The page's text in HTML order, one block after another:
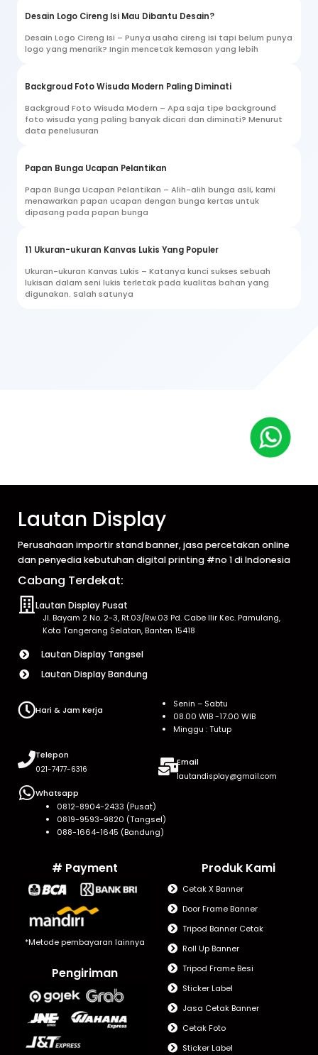
Desain Logo Cireng Isi Mau Dibantu Desain?
Desain Logo Cireng Isi – Punya usaha cireng isi tapi belum punya
logo yang menarik? Ingin mencetak kemasan yang lebih
Backgroud Foto Wisuda Modern Paling Diminati
Backgroud Foto Wisuda Modern – Apa saja tipe background
foto wisuda yang paling banyak dicari dan diminati? Menurut
data penelusuran
Papan Bunga Ucapan Pelantikan
Papan Bunga Ucapan Pelantikan – Alih-alih bunga asli, kami
menawarkan papan ucapan dengan bunga kertas untuk
dipasang pada papan bunga
11 Ukuran-ukuran Kanvas Lukis Yang Populer
Ukuran-ukuran Kanvas Lukis – Katanya kunci sukses sebuah
lukisan dalam seni lukis terletak pada kualitas bahan yang
digunakan. Salah satunya
Lautan Display
Perusahaan importir stand banner, jasa percetakan online
dan penyedia kebutuhan digital printing #no 1 di Indonesia
Cabang Terdekat:
Lautan Display Pusat
Jl. Bayam 2 No. 2-3, Rt.03/Rw.03 Pd. Cabe Ilir Kec. Pamulang,
Kota Tangerang Selatan, Banten 15418
Lautan Display Tangsel
Lautan Display Bandung
Hari & Jam Kerja
Senin – Sabtu
08.00 WIB -17.00 WIB
Minggu : Tutup
Telepon
021-7477-6316
Email
lautandisplay@gmail.com
Whatsapp
0812-8904-2433 (Pusat)
0819-9593-9820 (Tangsel)
088-1664-1645 (Bandung)
# Payment
*Metode pembayaran lainnya
Pengiriman
Produk Kami
Cetak X Banner
Door Frame Banner
Tripod Banner Cetak
Roll Up Banner
Tripod Frame Besi
Sticker Label
Jasa Cetak Banner
Cetak Foto
Sticker Label